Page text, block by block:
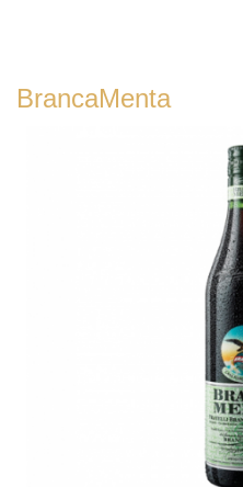
BrancaMenta